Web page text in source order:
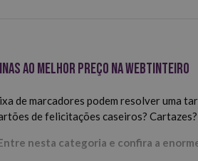
ao melhor preço na Webtinteiro
marcadores podem resolver uma
de felicitações caseiros?
nesta categoria e confira a